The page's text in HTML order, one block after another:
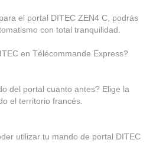
el portal DITEC ZEN4 C, podrás
con total tranquilidad.
en Télécommande Express?
del portal cuanto antes? Elige la
el territorio francés.
utilizar tu mando de portal DITEC